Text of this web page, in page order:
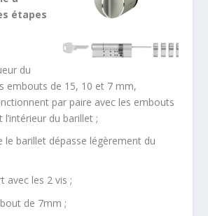
étapes
du
embouts de 15, 10 et 7 mm,
par paire avec les embouts
du barillet ;
le barillet dépasse légèrement du
avec les 2 vis ;
de 7mm ;